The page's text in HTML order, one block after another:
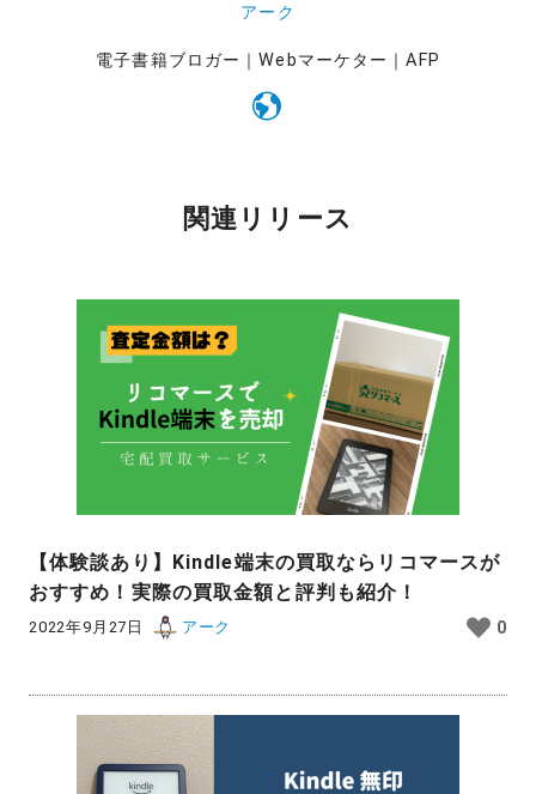
アーク
電子書籍ブロガー｜Webマーケター｜AFP
関連リリース
【体験談あり】Kindle端末の買取ならリコマースが
おすすめ！実際の買取金額と評判も紹介！
2022年9月27日 アーク 0